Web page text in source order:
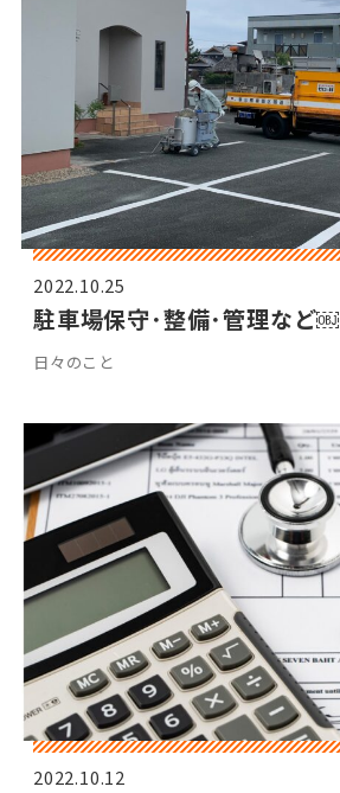
2022.10.25
駐車場保守･整備･管理など￼
日々のこと
2022.10.12